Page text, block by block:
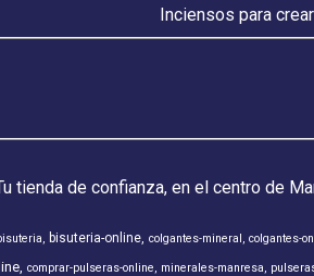
Inciensos para
tienda de confianza, en el centro de
bisuteria-online colgantes-mineral colgantes-
comprar-pulseras-online minerales-manresa